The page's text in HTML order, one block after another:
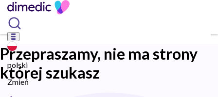
polski
Zmień
Przepraszamy, nie ma strony
której szukasz